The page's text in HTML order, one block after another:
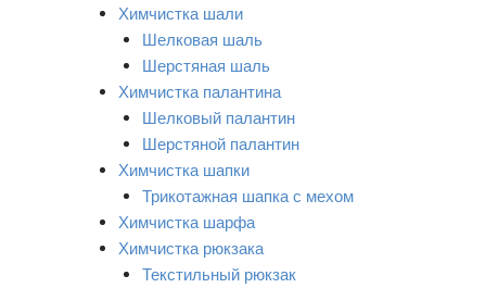
Химчистка шали
Шелковая шаль
Шерстяная шаль
Химчистка палантина
Шелковый палантин
Шерстяной палантин
Химчистка шапки
Трикотажная шапка с мехом
Химчистка шарфа
Химчистка рюкзака
Текстильный рюкзак